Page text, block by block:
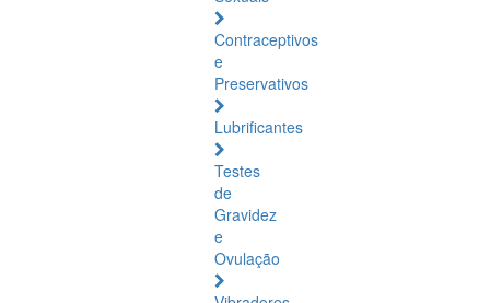
Contraceptivos
e
Preservativos
Lubrificantes
Testes
de
Gravidez
e
Ovulação